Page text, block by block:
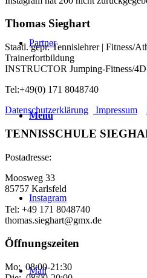
Partner
Menü
Instagram
Mail
Thomas Sieghart
Staatl. gepr. Tennislehrer | Fitness/
Trainerfortbildung
INSTRUCTOR Jumping-Fitness/4D
Tel:+49(0) 171 8048740
Datenschutzerklärung
Impressum
TENNISSCHULE
Postadresse:
Moosweg 33
85757 Karlsfeld
Tel: +49 171 8048740
thomas.sieghart@gmx.de
Öffnungszeiten
Mo: 08:00-21:30